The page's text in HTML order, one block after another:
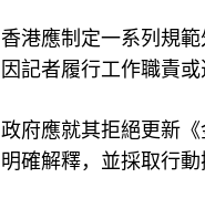
香港應制定一系列規
因記者履行工作職責
政府應就其拒絕更新
明確解釋，並採取行動